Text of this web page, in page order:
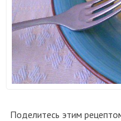
Поделитесь этим